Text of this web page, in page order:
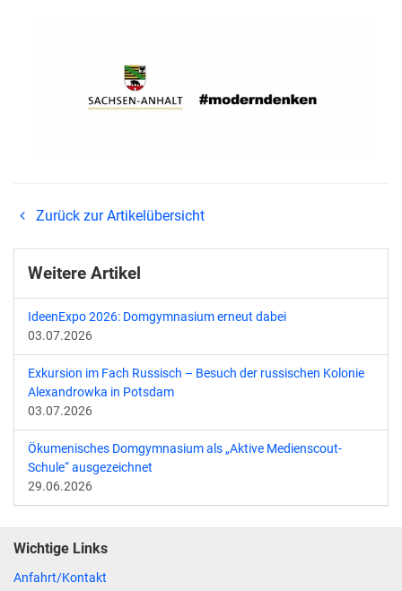
Zurück zur Artikelübersicht
Weitere Artikel
IdeenExpo 2026: Domgymnasium erneut dabei
03.07.2026
Exkursion im Fach Russisch – Besuch der russischen Kolonie
Alexandrowka in Potsdam
03.07.2026
Ökumenisches Domgymnasium als „Aktive Medienscout-
Schule“ ausgezeichnet
29.06.2026
Wichtige Links
Anfahrt/Kontakt